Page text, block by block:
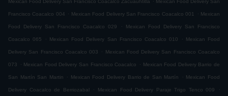
Mexican Food Delivery San Francisco Coacalco Zacuauhtitla Mexican Food Delivery San
Francisco Coacalco 004 . Mexican Food Delivery San Francisco Coacalco 001 . Mexican
Food Delivery San Francisco Coacalco 029 . Mexican Food Delivery San Francisco
Coacalco 065 . Mexican Food Delivery San Francisco Coacalco 010 . Mexican Food
Delivery San Francisco Coacalco 003 . Mexican Food Delivery San Francisco Coacalco
073 . Mexican Food Delivery San Francisco Coacalco . Mexican Food Delivery Barrio de
San Martín San Martin . Mexican Food Delivery Barrio de San Martín . Mexican Food
Delivery Coacalco de Berriozabal . Mexican Food Delivery Paraje Trigo Tenco 009 .